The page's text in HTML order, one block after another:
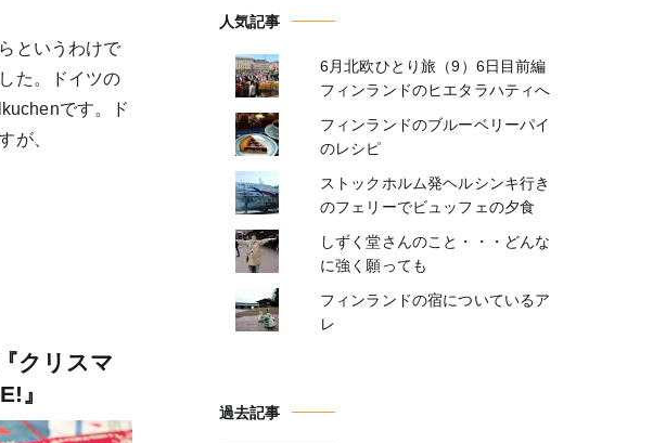
というわけで
た。ドイツの
です。ド
が、
クリスマ
』
人気記事
6月北欧ひとり旅（9）6日目前編
フィンランドのヒエタラハティへ
フィンランドのブルーベリーパイ
のレシピ
ストックホルム発ヘルシンキ行き
のフェリーでビュッフェの夕食
しずく堂さんのこと・・・どんな
に強く願っても
フィンランドの宿についているア
レ
過去記事